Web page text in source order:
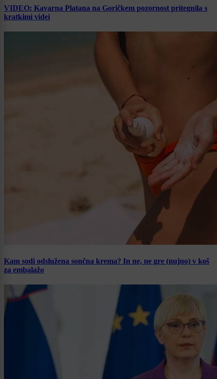
VIDEO: Kavarna Platana na Goričkem pozornost pritegnila s
kratkimi videi
Kam sodi odslužena sončna krema? In ne, ne gre (nujno) v koš
za embalažo